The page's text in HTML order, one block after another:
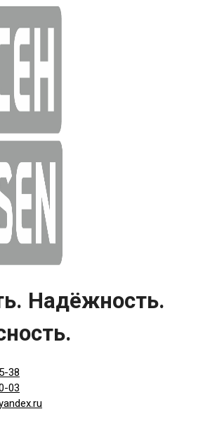
Надёжность.
38
03